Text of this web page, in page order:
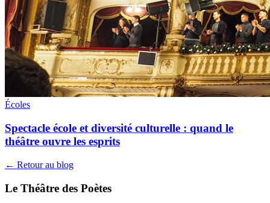
Écoles
Spectacle école et diversité culturelle : quand le
théâtre ouvre les esprits
← Retour au blog
Le Théâtre des Poètes